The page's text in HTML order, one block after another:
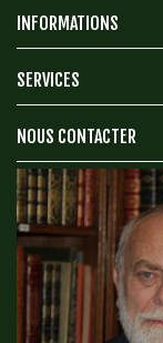
INFORMATIONS
SERVICES
NOUS CONTACTER